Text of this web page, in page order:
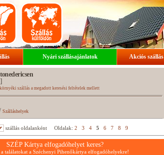
Nyári szállásajánlatok Akciós szállás
szállás a megadott keresési feltételek mellett
Szálláshelyek
szállás oldalanként Oldalak: 2 3 4 5 6 7 8 9
SZÉP Kártya elfogadóhelyet keres?
a találatokat a Széchenyi Pihenőkártya elfogadóhelyekre!